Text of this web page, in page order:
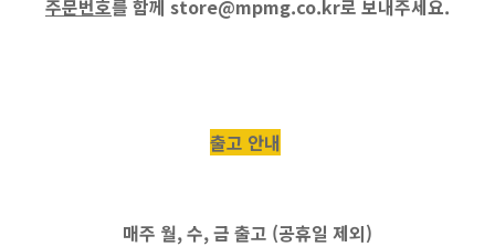
주문번호를 함께 store@mpmg.co.kr로 보내주세요.
출고 안내
매주 월, 수, 금 출고 (공휴일 제외)